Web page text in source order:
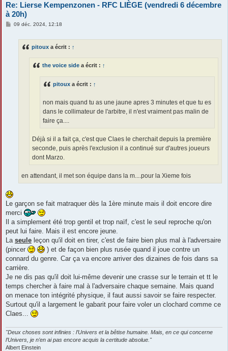
Re: Lierse Kempenzonen - RFC LIÈGE (vendredi 6 décembre
à 20h)
M09 déc. 2024, 12:18
pitoux a écrit : ↑
the voice side a écrit : ↑
pitoux a écrit : ↑
non mais quand tu as une jaune apres 3 minutes et que tu es
dans le collimateur de l'arbitre, il n'est vraiment pas malin de
faire ça....
Déjà si il a fait ça, c'est que Claes le cherchait depuis la première
seconde, puis après l'exclusion il a continué sur d'autres joueurs
dont Marzo.
en attendant, il met son équipe dans la m....pour la Xieme fois
Le garçon se fait matraquer dès la 1ère minute mais il doit encore dire
merci
Il a simplement été trop gentil et trop naïf, c'est le seul reproche qu'on
peut lui faire. Mais il est encore jeune.
La seule leçon qu'il doit en tirer, c'est de faire bien plus mal à l'adversaire
(pincer
) et de façon bien plus rusée quand il joue contre un
connard du genre. Car ça va encore arriver des dizaines de fois dans sa
carrière.
Je ne dis pas qu'il doit lui-même devenir une crasse sur le terrain et tt le
temps chercher à faire mal à l'adversaire chaque semaine. Mais quand
on menace ton intégrité physique, il faut aussi savoir se faire respecter.
Surtout qu'il a largement le gabarit pour faire voler un clochard comme ce
Claes...
"Deux choses sont infinies : l’Univers et la bêtise humaine. Mais, en ce qui concerne
l’Univers, je n’en ai pas encore acquis la certitude absolue."
Albert Einstein